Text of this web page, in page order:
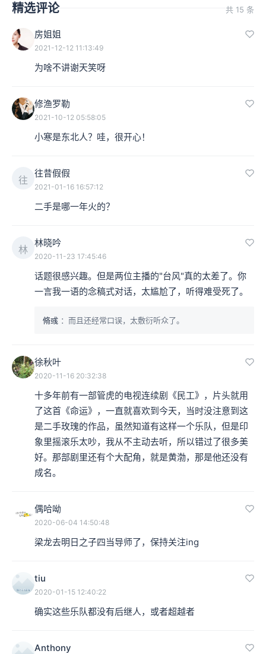
1. 《采花》
相征：他们写的第一首歌，就是后来收录在第一张唱片当
中的那首著名的《采花》，我们不妨先听一下。
相征：《采花》这首歌其实是非常有趣的一个作品，它其
实整体上看是一个小品，旋律也相对简单，但是主唱的嗓
音在这里边是非常突出的，是非常优秀的一个唱腔。我们
在后续二手玫瑰的各种各样的作品当中，都能够看到《采
花》这首歌它所奠定的一个基调。
天说，今天晚上要去录二手玫瑰的时候，老家在东北的朋
友说，二手玫瑰这样的唱二人转连去洗浴中心的资格都没
乐结合起来。
相征：没错。
郭小寒：就是你也不能说是土洋结合……
精选评论 共 15 条
房姐姐
2021-12-12 11:13:49
为啥不讲谢天笑呀
修渔罗勒
2021-10-12 05:58:05
小寒是东北人？哇，很开心！
往
往昔假假
2021-01-16 16:57:12
二手是哪一年火的？
林
林晓吟
2020-11-23 17:45:46
话题很感兴趣。但是两位主播的"台风"真的太差了。你
一言我一语的念稿式对话，太尴尬了，听得难受死了。
脩彧 ：而且还经常口误，太敷衍听众了。
徐秋叶
2020-11-16 20:32:38
十多年前有一部管虎的电视连续剧《民工》，片头就用
了这首《命运》，一直就喜欢到今天，当时没注意到这
是二手玫瑰的作品，虽然知道有这样一个乐队，但是印
象里摇滚乐太吵，我从不主动去听，所以错过了很多美
好。那部剧里还有个大配角，就是黄渤，那是他还没有
成名。
偶哈呦
2020-06-04 14:50:48
梁龙去明日之子四当导师了，保持关注ing
tiu
2020-01-15 12:40:22
确实这些乐队都没有后继人，或者超越者
Anthony